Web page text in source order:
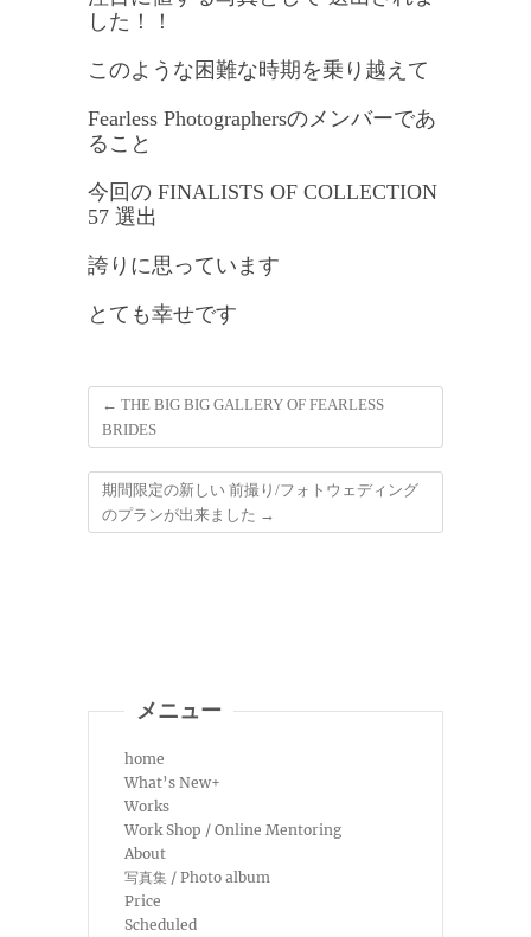
した！！
このような困難な時期を乗り越えて
Fearless Photographersのメンバーであ
ること
今回の FINALISTS OF COLLECTION
57 選出
誇りに思っています
とても幸せです
← THE BIG BIG GALLERY OF FEARLESS
BRIDES
期間限定の新しい 前撮り/フォトウェディング
のプランが出来ました →
メニュー
home
What’s New+
Works
Work Shop / Online Mentoring
About
写真集 / Photo album
Price
Scheduled